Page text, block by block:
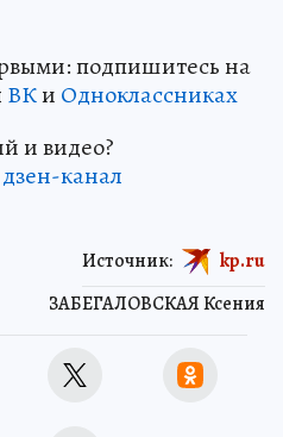
подпишитесь на
ВКи Одноклассниках
и видео?
канал
ЗАБЕГАЛОВСКАЯ Ксения
Источник: kp.ru